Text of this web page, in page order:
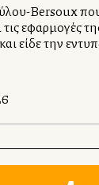
Bersoux
εφαρμογές
είδε την